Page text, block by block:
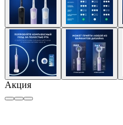
Акция